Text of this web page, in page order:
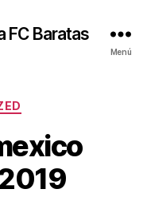
FC Baratas
Menú